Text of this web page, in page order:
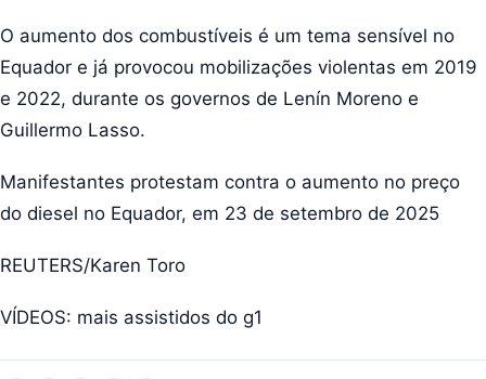
O aumento dos combustíveis é um tema sensível no
Equador e já provocou mobilizações violentas em 2019
e 2022, durante os governos de Lenín Moreno e
Guillermo Lasso.
Manifestantes protestam contra o aumento no preço
do diesel no Equador, em 23 de setembro de 2025
REUTERS/Karen Toro
VÍDEOS: mais assistidos do g1